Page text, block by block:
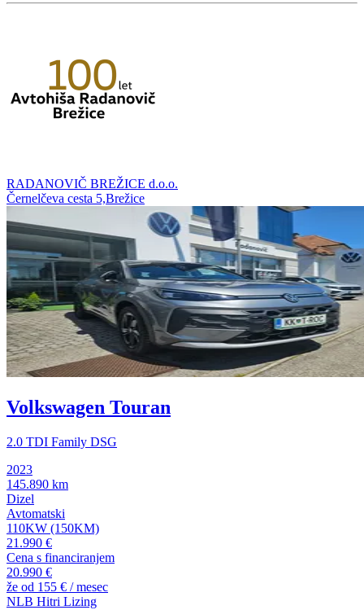
RADANOVIČ BREŽICE d.o.o.
Černelčeva cesta 5,Brežice
Volkswagen Touran
2.0 TDI Family DSG
2023
145.890 km
Dizel
Avtomatski
110KW (150KM)
21.990 €
Cena s financiranjem
20.990 €
že od 155 € / mesec
NLB Hitri Lizing